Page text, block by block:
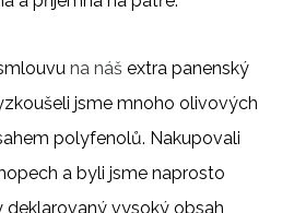
na náš extra panenský
jsme mnoho olivových
polyfenolů. Nakupovali
a byli jsme naprosto
deklarovaný vysoký obsah